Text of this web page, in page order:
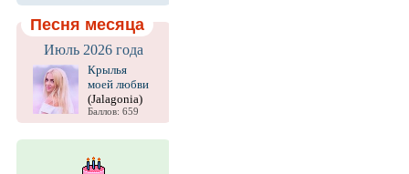
Песня месяца
Июль 2026 года
Крылья
моей любви
(Jalagonia)
Баллов: 659